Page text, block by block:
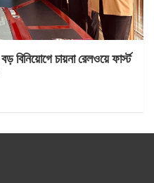
বিনিয়োগে চায়না রেলওয়ে ফার্স্ট